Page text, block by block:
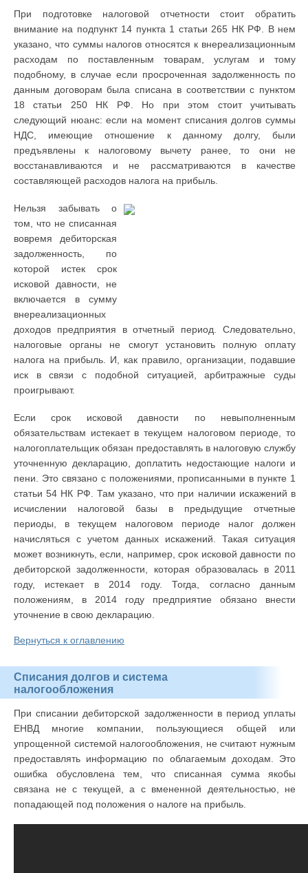
При подготовке налоговой отчетности стоит обратить
внимание на подпункт 14 пункта 1 статьи 265 НК РФ. В нем
указано, что суммы налогов относятся к внереализационным
расходам по поставленным товарам, услугам и тому
подобному, в случае если просроченная задолженность по
данным договорам была списана в соответствии с пунктом
18 статьи 250 НК РФ. Но при этом стоит учитывать
следующий нюанс: если на момент списания долгов суммы
НДС, имеющие отношение к данному долгу, были
предъявлены к налоговому вычету ранее, то они не
восстанавливаются и не рассматриваются в качестве
составляющей расходов налога на прибыль.
Нельзя забывать о
том, что не списанная
вовремя дебиторская
задолженность, по
которой истек срок
исковой давности, не
включается в сумму
внереализационных
доходов предприятия в отчетный период. Следовательно,
налоговые органы не смогут установить полную оплату
налога на прибыль. И, как правило, организации, подавшие
иск в связи с подобной ситуацией, арбитражные суды
проигрывают.
Если срок исковой давности по невыполненным
обязательствам истекает в текущем налоговом периоде, то
налогоплательщик обязан предоставлять в налоговую службу
уточненную декларацию, доплатить недостающие налоги и
пени. Это связано с положениями, прописанными в пункте 1
статьи 54 НК РФ. Там указано, что при наличии искажений в
исчислении налоговой базы в предыдущие отчетные
периоды, в текущем налоговом периоде налог должен
начисляться с учетом данных искажений. Такая ситуация
может возникнуть, если, например, срок исковой давности по
дебиторской задолженности, которая образовалась в 2011
году, истекает в 2014 году. Тогда, согласно данным
положениям, в 2014 году предприятие обязано внести
уточнение в свою декларацию.
Вернуться к оглавлению
Списания долгов и система
налогообложения
При списании дебиторской задолженности в период уплаты
ЕНВД многие компании, пользующиеся общей или
упрощенной системой налогообложения, не считают нужным
предоставлять информацию по облагаемым доходам. Это
ошибка обусловлена тем, что списанная сумма якобы
связана не с текущей, а с вмененной деятельностью, не
попадающей под положения о налоге на прибыль.